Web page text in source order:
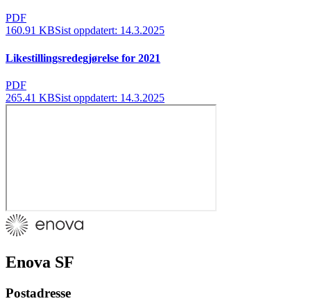
PDF
160.91 KBSist oppdatert: 14.3.2025
Likestillingsredegjørelse for 2021
PDF
265.41 KBSist oppdatert: 14.3.2025
Enova SF
Postadresse